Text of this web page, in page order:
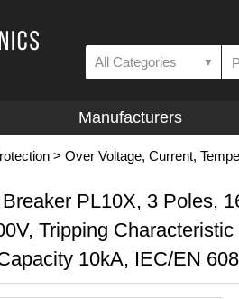
All Categories ▼
Manufacturers
> Over Voltage, Current,
PL10X, 3 Poles,
Tripping Characteristic
10kA, IEC/EN